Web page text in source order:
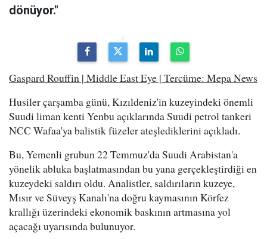
dönüyor."
Gaspard Rouffin | Middle East Eye | Tercüme: Mepa News
Husiler çarşamba günü, Kızıldeniz'in kuzeyindeki önemli
Suudi liman kenti Yenbu açıklarında Suudi petrol tankeri
NCC Wafaa'ya balistik füzeler ateşlediklerini açıkladı.
Bu, Yemenli grubun 22 Temmuz'da Suudi Arabistan'a
yönelik abluka başlatmasından bu yana gerçekleştirdiği en
kuzeydeki saldırı oldu. Analistler, saldırıların kuzeye,
Mısır ve Süveyş Kanalı'na doğru kaymasının Körfez
krallığı üzerindeki ekonomik baskının artmasına yol
açacağı uyarısında bulunuyor.